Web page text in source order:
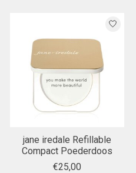
jane iredale Refillable
Compact Poederdoos
€25,00